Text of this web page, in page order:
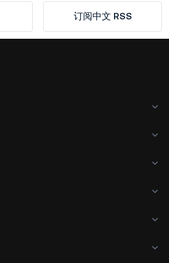
订阅中文 RSS